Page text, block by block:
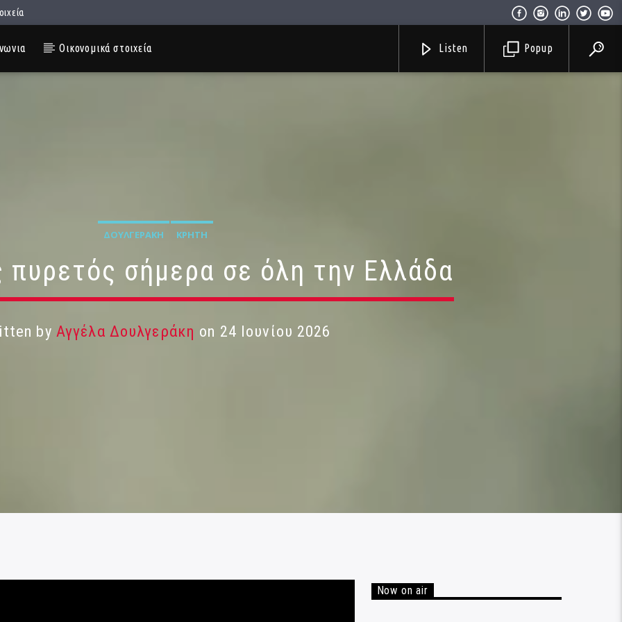
Οικονομικά στοιχεία Popup
Listen
ΔΟΥΛΓΕΡΆΚΗ ΚΡΉΤΗ
πυρετός σήμερα σε όλη την Ελλάδα
by Αγγέλα Δουλγεράκη on 24 Ιουνίου 2026
Now on air